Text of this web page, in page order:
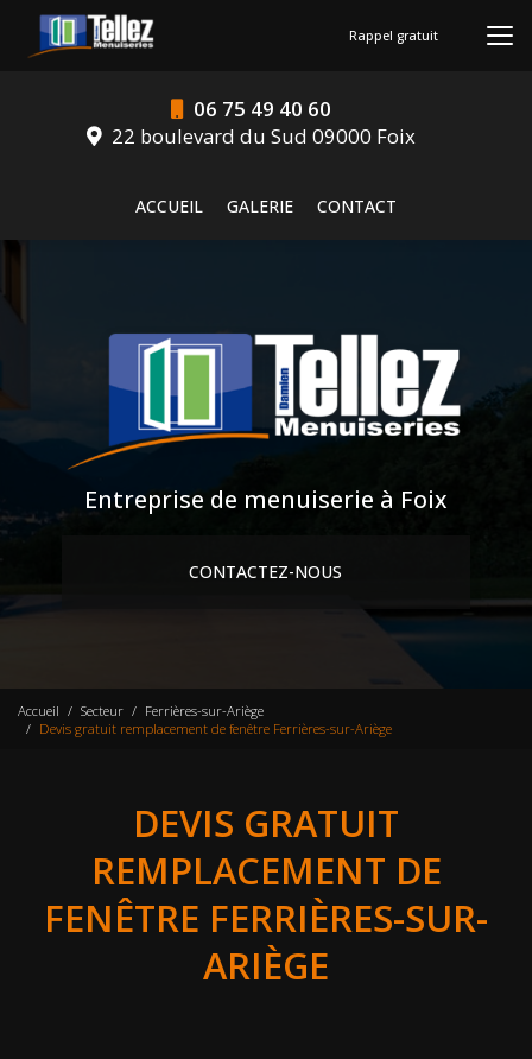
contenu
06 75 49 40 60
22 boulevard du Sud 09000 Foix
ACCUEIL
GALERIE CONTACT
Rappel gratuit
Entreprise de menuiserie à Foix
CONTACTEZ-NOUS
Accueil Secteur
Ferrières-sur-Ariège
Devis gratuit remplacement de fenêtre Ferrières-sur-Ariège
DEVIS GRATUIT
REMPLACEMENT DE
FENÊTRE FERRIÈRES-SUR-
ARIÈGE